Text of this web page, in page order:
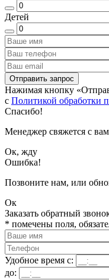
Детей
Отправить запрос
Нажимая кнопку
с Политикой обработки
Спасибо!
Менеджер свяжется с
Ок, жду
Ошибка!
Позвоните нам, или
Ок
Заказать обратный
* помечены поля,
Удобное время с:
до: